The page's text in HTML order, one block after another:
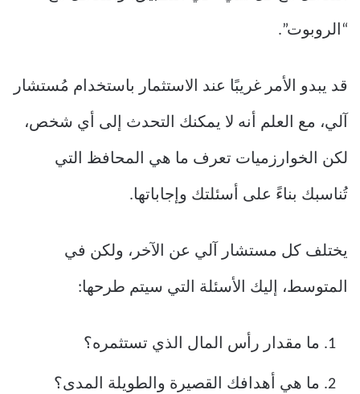
“الروبوت”.
قد يبدو الأمر غريبًا عند الاستثمار باستخدام مُستشار
آلي، مع العلم أنه لا يمكنك التحدث إلى أي شخص،
لكن الخوارزميات تعرف ما هي المحافظ التي
تُناسبك بناءً على أسئلتك وإجاباتها.
يختلف كل مستشار آلي عن الآخر، ولكن في
المتوسط، إليك الأسئلة التي سيتم طرحها:
ما مقدار رأس المال الذي تستثمره؟
ما هي أهدافك القصيرة والطويلة المدى؟